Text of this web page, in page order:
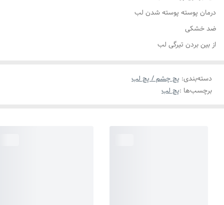
درمان پوسته پوسته شدن لب
ضد خشکی
از بین بردن تیرگی لب
دسته‌بندی: پچ چشم / پچ لب
برچسب‌ها :پچ لب